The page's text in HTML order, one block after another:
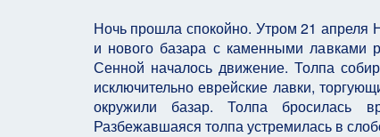
Ночь прошла спокойно. Утром 21
и нового базара с каменными лавками
Сенной началось движение. Толпа
исключительно еврейские лавки,
окружили базар. Толпа бросилась
Разбежавшаяся толпа устремилась в